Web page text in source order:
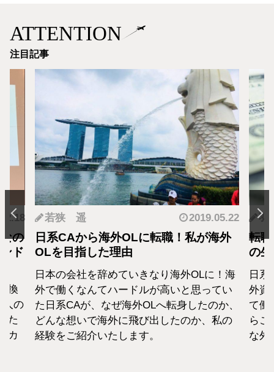
ATTENTION
注目記事
の
ド
換
人の
た
カ
若狭 遥 2019.05.22
日系CAから海外OLに転職！私が海外
OLを目指した理由
日本の会社を辞めていきなり海外OLに！海
外で働くなんてハードルが高いと思ってい
た日系CAが、なぜ海外OLへ転身したのか、
どんな想いで海外に飛び出したのか、私の
経験をご紹介いたします。
羽
転
の
日
外資
て働
らこ
な外